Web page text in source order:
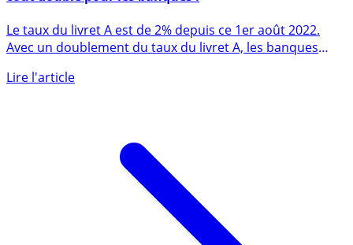
Hausse du taux du livret A à 2% au 1er août 2022 :
coût double pour les banques !
Avec un doublement du taux du livret A, les banques